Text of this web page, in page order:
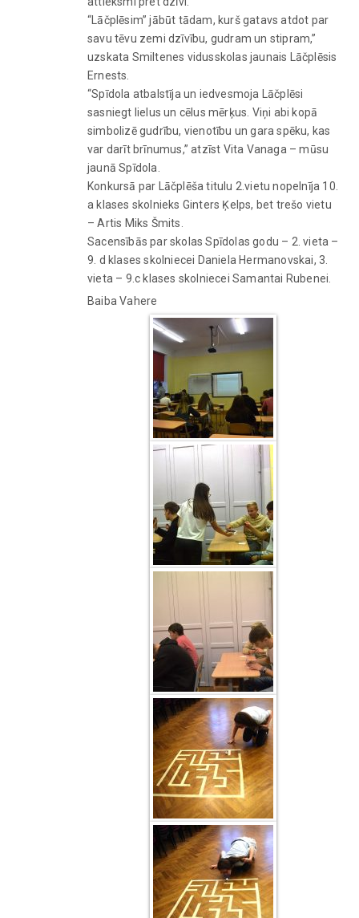
“Lāčplēsim” jābūt tādam, kurš gatavs atdot par
savu tēvu zemi dzīvību, gudram un stipram,”
uzskata Smiltenes vidusskolas jaunais Lāčplēsis
Ernests.
“Spīdola atbalstīja un iedvesmoja Lāčplēsi
sasniegt lielus un cēlus mērķus. Viņi abi kopā
simbolizē gudrību, vienotību un gara spēku, kas
var darīt brīnumus,” atzīst Vita Vanaga – mūsu
jaunā Spīdola.
Konkursā par Lāčplēša titulu 2.vietu nopelnīja 10.
a klases skolnieks Ginters Ķelps, bet trešo vietu
– Artis Miks Šmits.
Sacensībās par skolas Spīdolas godu – 2. vieta –
9. d klases skolniecei Daniela Hermanovskai, 3.
vieta – 9.c klases skolniecei Samantai Rubenei.
Baiba Vahere